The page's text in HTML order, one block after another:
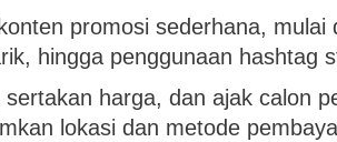
promosi sederhana, mulai
hingga penggunaan hashtag
harga, dan ajak calon
lokasi dan metode